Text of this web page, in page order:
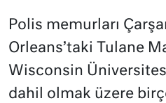
Polis memurları
Orleans’taki Tulane
Wisconsin
dahil olmak üzere